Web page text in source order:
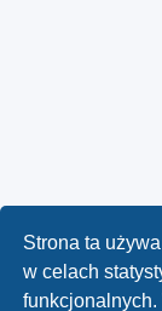
Strona ta
w celach